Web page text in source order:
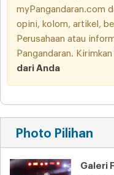
myPangandaran.com
opini, kolom, artikel,
Perusahaan atau
Pangandaran.
dari Anda
Photo Pilihan
Galeri